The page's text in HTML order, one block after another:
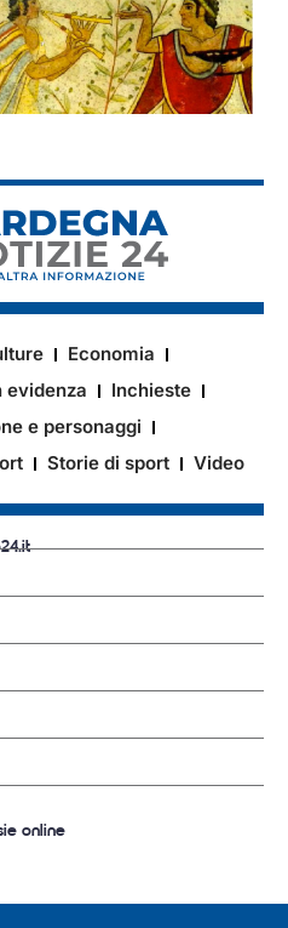
Economia
evidenza
Inchieste
e personaggi
Storie di sport Video
online